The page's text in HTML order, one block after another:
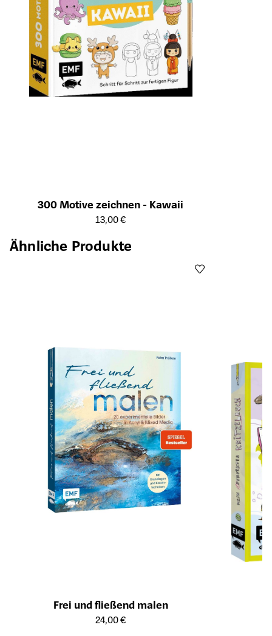
300 Motive zeichnen - Kawaii
Öffnet die Detailseite des Produkts
13,00 €
Ähnliche Produkte
Frei und fließend malen
Öffnet die Detailseite des Produkts
24,00 €